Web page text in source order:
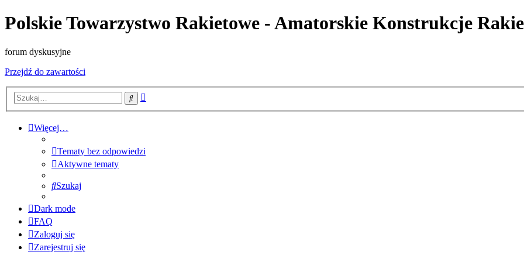
Polskie Towarzystwo Rakietowe - Amatorskie Konstrukcje
forum dyskusyjne
Przejdź do zawartości
Szukaj
Więcej…
Tematy bez odpowiedzi
Aktywne tematy
Szukaj
Dark mode
FAQ
Zaloguj się
Zarejestruj się